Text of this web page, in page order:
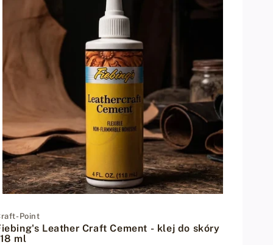
Point
Leather Craft Cement - klej do skóry
ml